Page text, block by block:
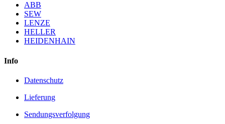
ABB
SEW
LENZE
HELLER
HEIDENHAIN
Info
Datenschutz
Lieferung
Sendungsverfolgung